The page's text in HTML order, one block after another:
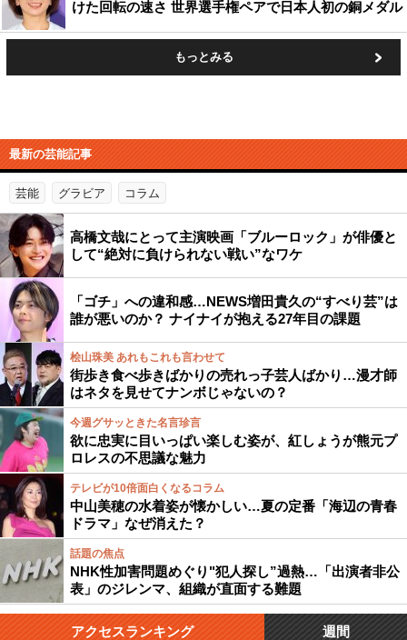
けた回転の速さ 世界選手権ペアで日本人初の銅メダル
もっとみる
最新の芸能記事
芸能 グラビア コラム
高橋文哉にとって主演映画「ブルーロック」が俳優と
して“絶対に負けられない戦い”なワケ
「ゴチ」への違和感…NEWS増田貴久の“すべり芸”は
誰が悪いのか？ ナイナイが抱える27年目の課題
桧山珠美 あれもこれも言わせて
街歩き食べ歩きばかりの売れっ子芸人ばかり…漫才師
はネタを見せてナンボじゃないの？
今週グサッときた名言珍言
欲に忠実に目いっぱい楽しむ姿が、紅しょうが熊元プ
ロレスの不思議な魅力
テレビが10倍面白くなるコラム
中山美穂の水着姿が懐かしい…夏の定番「海辺の青春
ドラマ」なぜ消えた？
話題の焦点
NHK性加害問題めぐり"犯人探し”過熱…「出演者非公
表」のジレンマ、組織が直面する難題
アクセスランキング 週間